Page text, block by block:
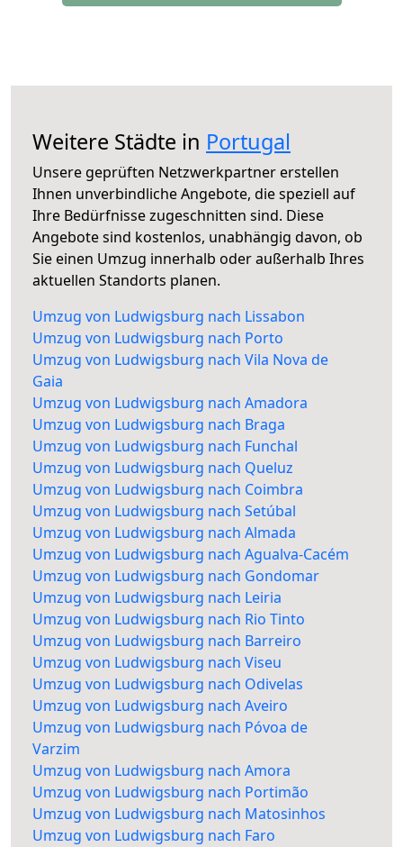
Weitere Städte in Portugal
Unsere geprüften Netzwerkpartner erstellen
Ihnen unverbindliche Angebote, die speziell auf
Ihre Bedürfnisse zugeschnitten sind. Diese
Angebote sind kostenlos, unabhängig davon, ob
Sie einen Umzug innerhalb oder außerhalb Ihres
aktuellen Standorts planen.
Umzug von Ludwigsburg nach Lissabon
Umzug von Ludwigsburg nach Porto
Umzug von Ludwigsburg nach Vila Nova de
Gaia
Umzug von Ludwigsburg nach Amadora
Umzug von Ludwigsburg nach Braga
Umzug von Ludwigsburg nach Funchal
Umzug von Ludwigsburg nach Queluz
Umzug von Ludwigsburg nach Coimbra
Umzug von Ludwigsburg nach Setúbal
Umzug von Ludwigsburg nach Almada
Umzug von Ludwigsburg nach Agualva-Cacém
Umzug von Ludwigsburg nach Gondomar
Umzug von Ludwigsburg nach Leiria
Umzug von Ludwigsburg nach Rio Tinto
Umzug von Ludwigsburg nach Barreiro
Umzug von Ludwigsburg nach Viseu
Umzug von Ludwigsburg nach Odivelas
Umzug von Ludwigsburg nach Aveiro
Umzug von Ludwigsburg nach Póvoa de
Varzim
Umzug von Ludwigsburg nach Amora
Umzug von Ludwigsburg nach Portimão
Umzug von Ludwigsburg nach Matosinhos
Umzug von Ludwigsburg nach Faro